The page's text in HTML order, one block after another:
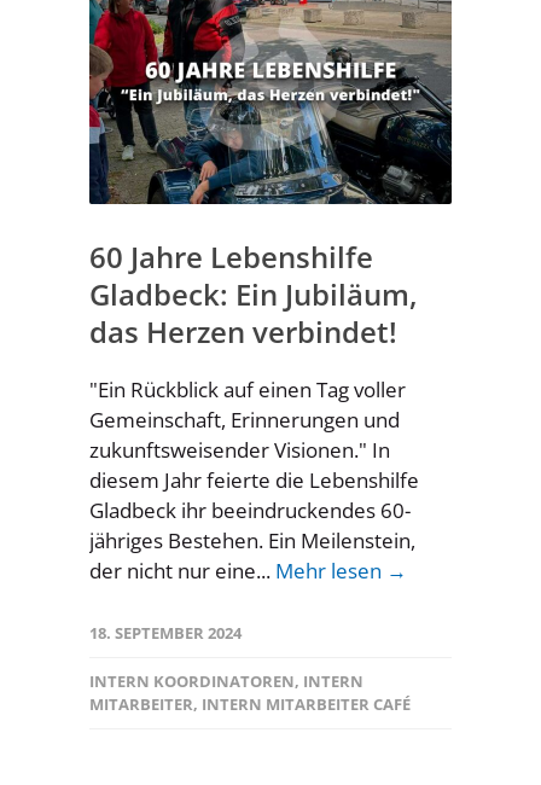
60 Jahre Lebenshilfe
Gladbeck: Ein Jubiläum,
das Herzen verbindet!
"Ein Rückblick auf einen Tag voller
Gemeinschaft, Erinnerungen und
zukunftsweisender Visionen." In
diesem Jahr feierte die Lebenshilfe
Gladbeck ihr beeindruckendes 60-
jähriges Bestehen. Ein Meilenstein,
der nicht nur eine... Mehr lesen →
18. SEPTEMBER 2024
INTERN KOORDINATOREN, INTERN
MITARBEITER, INTERN MITARBEITER CAFÉ